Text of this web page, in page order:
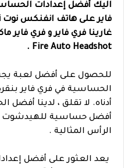
اليك أفضل إعدادات
فاير على هاتف انفنكس نوت
Fire Auto Headshot .
للحصول على أفضل لعبة
الحساسية في فري فاير
أدناه. لا تقلق ، لدينا أفضل
أفضل حساسية للهيدشوت
الرأس المثالية .
يعد العثور على أفضل